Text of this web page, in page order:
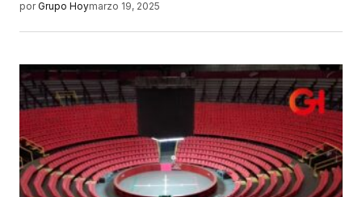
por Grupo Hoymarzo 19, 2025